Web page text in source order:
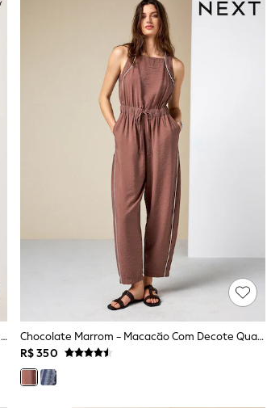
Roxa - Macacão Longo E Alto Sally Com Decote Drapeado E Sem Mangas
Chocolate Marrom - Macacão Com Decote Quadrado E Perna Balão
R$ 350